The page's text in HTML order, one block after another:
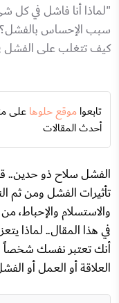
"لماذا أنا فاشل في كل
سبب الإحساس بالفشل؟
كيف تتغلب على الفشل
تابعواموقع حلوهاعلى
أحدث المقالات
الفشل سلاح ذو حدين..
تأثيرات الفشل ومن ثم
والاستسلام والإحباط،
في هذا المقال.. لماذا
أنك تعتبر نفسك شخصاً
العلاقة أو العمل أو